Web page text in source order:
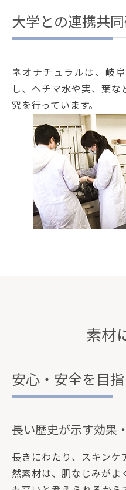
大学との連携共
ネオナチュラルは、岐
し、ヘチマ水や実、葉
究を行っています。
素材
安心・安全を目
長い歴史が示す効果
長きにわたり、スキンケ
然素材は、肌なじみがよ